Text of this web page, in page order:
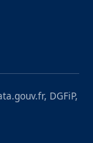
DGFiP,